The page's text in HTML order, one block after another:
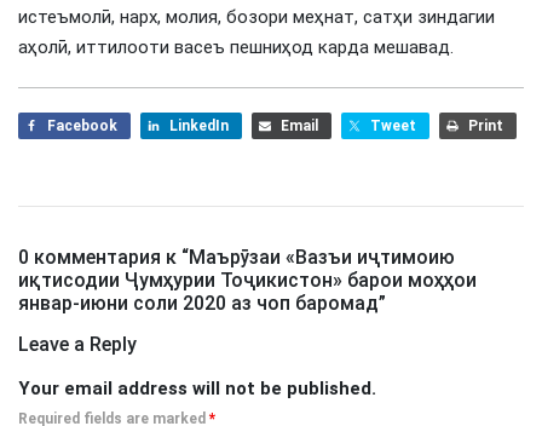
истеъмолӣ, нарх, молия, бозори меҳнат, сатҳи зиндагии
аҳолӣ, иттилооти васеъ пешниҳод карда мешавад.
Facebook LinkedIn Email Tweet Print
0 комментария к “Маърӯзаи «Вазъи иҷтимоию
иқтисодии Ҷумҳурии Тоҷикистон» барои моҳҳои
январ-июни соли 2020 аз чоп баромад”
Leave a Reply
Your email address will not be published.
Required fields are marked *